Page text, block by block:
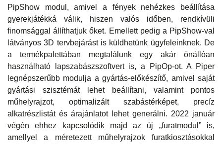
PipShow modul, amivel a fények nehézkes beállítása
gyerekjátékká válik, hiszen valós időben, rendkívüli
finomsággal állíthatjuk őket. Emellett pedig a PipShow-val
látványos 3D tervbejárást is küldhetünk ügyfeleinknek. De
a termékpalettában megtalálunk egy akár önállóan
használható lapszabászszoftvert is, a PipOp-ot. A Piper
legnépszerűbb modulja a gyártás-előkészítő, amivel saját
gyártási szisztémát lehet beállítani, valamint pontos
műhelyrajzot, optimalizált szabástérképet, precíz
alkatrészlistát és árajánlatot lehet generálni. 2022 január
végén ehhez kapcsolódik majd az új „furatmodul” is,
amellyel a méretezett műhelyrajzok furatkiosztásokkal